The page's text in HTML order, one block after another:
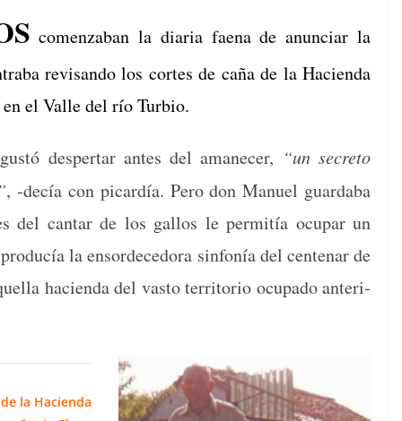
comen­z­a­ban la diaria fae­na de anun­ciar la
revisan­do los cortes de caña de la Hacien­da
en el Valle del río Turbio.
des­per­tar antes del amanecer, “un secre­to
, ‑decía con picardía. Pero don Manuel guard­a­ba
del can­tar de los gal­los le per­mitía ocu­par un
la ensor­de­ce­do­ra sin­fonía del cen­te­nar de
hacien­da del vas­to ter­ri­to­rio ocu­pa­do ante­ri­
la Hacien­da